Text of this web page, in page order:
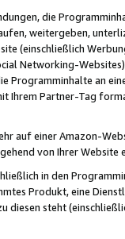
die
weitergeben,
(einschließlich
Networking-
Programminhalte an
Ihrem Partner-Tag
auf einer Amazon-
von Ihrer
in den
Produkt, eine
diesen steht